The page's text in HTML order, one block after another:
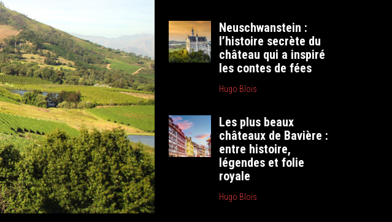
Neuschwanstein :
l’histoire secrète du
château qui a inspiré
les contes de fées
Hugo Blois
Les plus beaux
châteaux de Bavière :
entre histoire,
légendes et folie
royale
Hugo Blois